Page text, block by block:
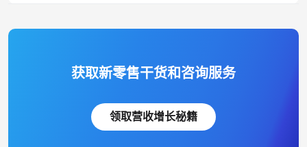
获取新零售干货和咨询服务
领取营收增长秘籍